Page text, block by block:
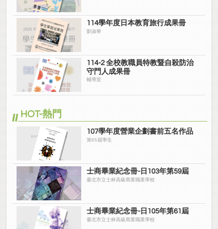
114學年度日本教育旅行成果冊
劉淑華
114-2 全校教職員特教暨自殺防治
守門人成果冊
輔導室
HOT-熱門
107學年度營業企劃書前五名作品
第65屆學生
士商畢業紀念冊-日103年第59屆
臺北市立士林高級商業職業學校
士商畢業紀念冊-日105年第61屆
臺北市立士林高級商業職業學校